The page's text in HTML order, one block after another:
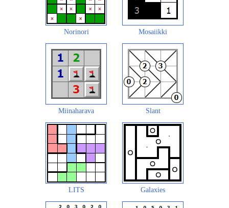
Norinori Mosaiikki
Miinaharava Slant
LITS Galaxies